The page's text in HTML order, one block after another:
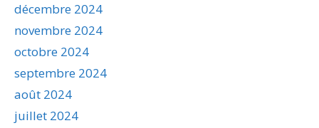
décembre 2024
novembre 2024
octobre 2024
septembre 2024
août 2024
juillet 2024